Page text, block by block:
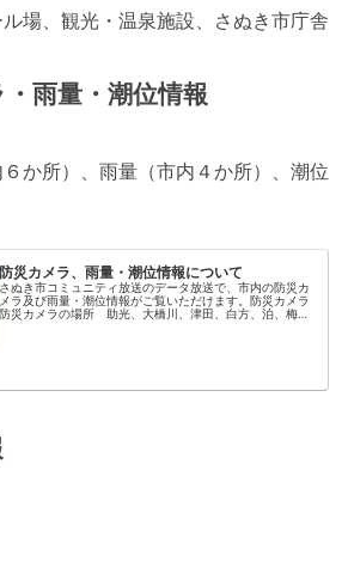
場、観光・温泉施設、さぬき市庁舎
雨量・潮位情報
か所）、雨量（市内４か所）、潮位
防災カメラ、雨量・潮位情報について
さぬき市コミュニティ放送のデータ放送で、市内の防災カ
メラ及び雨量・潮位情報がご覧いただけます。防災カメラ
防災カメラの場所 助光、大橋川、津田、白方、泊、梅